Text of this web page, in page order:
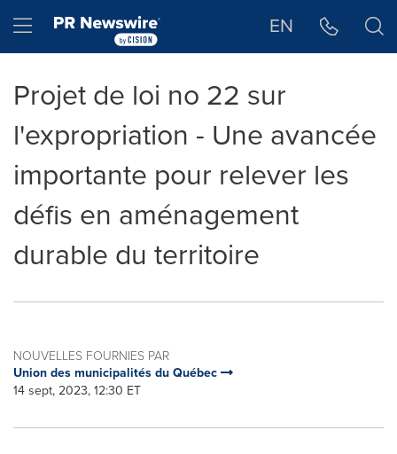
Hamburger menu EN
Projet de loi no 22 sur
l'expropriation - Une avancée
importante pour relever les
défis en aménagement
durable du territoire
NOUVELLES FOURNIES PAR
Union des municipalités du Québec
14 sept, 2023, 12:30 ET